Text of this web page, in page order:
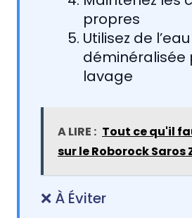
propres
Utilisez de l’eau
déminéralisée
lavage
A LIRE : Tout ce qu'il
sur le Roborock Saros
❌ À Éviter